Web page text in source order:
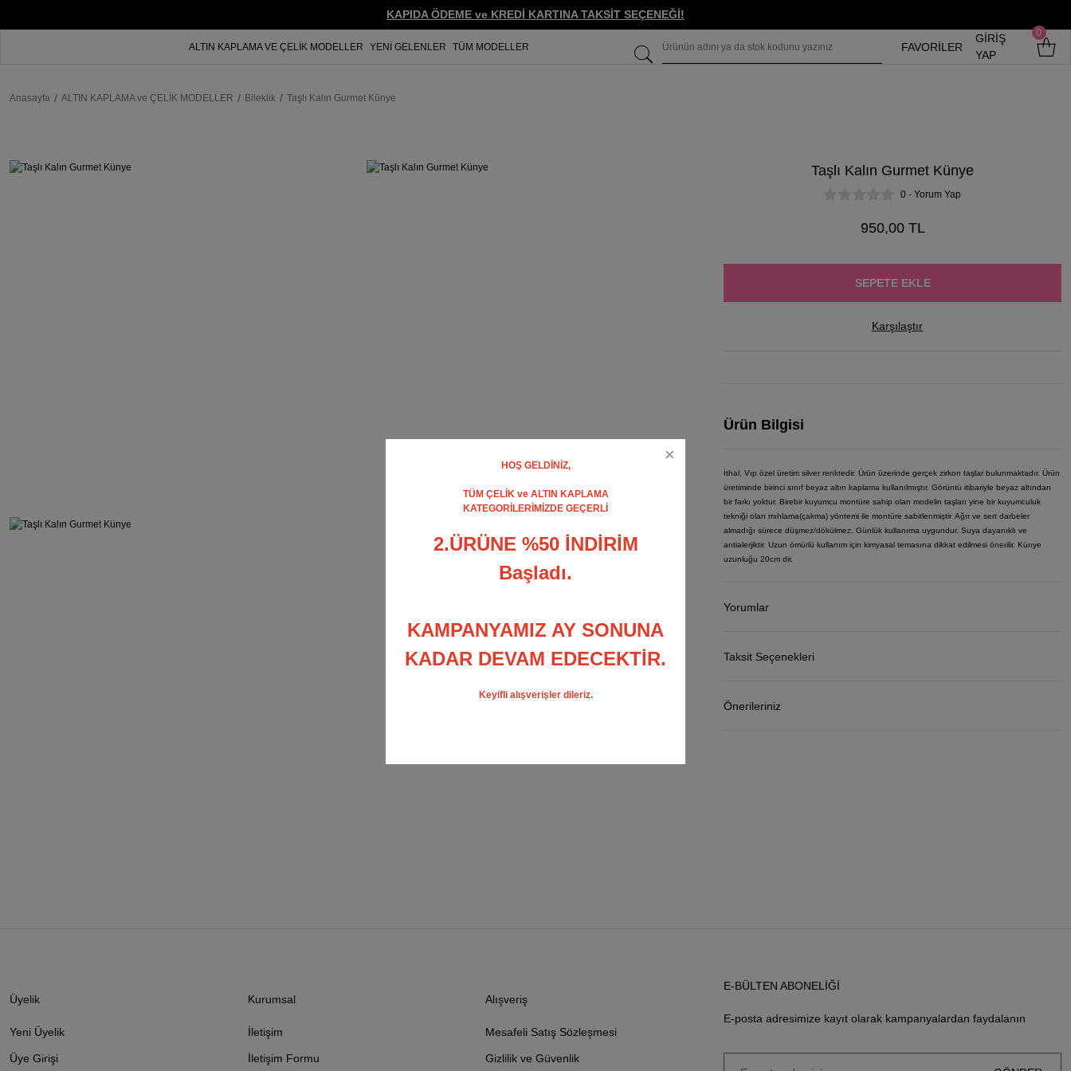
KAPIDA ÖDEME ve KREDİ KARTINA TAKSİT SEÇENEĞİ!
ALTIN KAPLAMA VE ÇELİK MODELLER YENİ GELENLER TÜM MODELLER FAVORİLER
GİRİŞ
YAP
0
Anasayfa ALTIN KAPLAMA ve ÇELİK MODELLER Bileklik Taşlı Kalın Gurmet Künye
Taşlı Kalın Gurmet Künye
0 - Yorum Yap
950,00 TL
SEPETE EKLE
Karşılaştır
Ürün Bilgisi
İthal, Vıp özel üretim silver renktedir. Ürün üzerinde gerçek zirkon taşlar bulunmaktadır. Ürün
üretiminde birinci sınıf beyaz altın kaplama kullanılmıştır. Görüntü itibariyle beyaz altından
bir farkı yoktur. Birebir kuyumcu montüre sahip olan modelin taşları yine bir kuyumculuk
tekniği olan mıhlama(çakma) yöntemi ile montüre sabitlenmiştir. Ağır ve sert darbeler
almadığı sürece düşmez/dökülmez. Günlük kullanıma uygundur. Suya dayanıklı ve
antialerjiktir. Uzun ömürlü kullanım için kimyasal temasına dikkat edilmesi önerilir. Künye
uzunluğu 20cm dir.
Yorumlar
Taksit Seçenekleri
Önerileriniz
Üyelik
Yeni Üyelik
Üye Girişi
Kurumsal
İletişim
İletişim Formu
Alışveriş
Mesafeli Satış Sözleşmesi
Gizlilik ve Güvenlik
E-BÜLTEN ABONELİĞİ
E-posta adresimize kayıt olarak kampanyalardan faydalanın
HOŞ GELDİNİZ,
TÜM ÇELİK ve ALTIN KAPLAMA
KATEGORİLERİMİZDE GEÇERLİ
2.ÜRÜNE %50 İNDİRİM
Başladı.
KAMPANYAMIZ AY SONUNA
KADAR DEVAM EDECEKTİR.
Keyifli alışverişler dileriz.